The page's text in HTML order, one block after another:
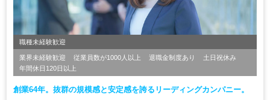
職種未経験歓迎
業界未経験歓迎 従業員数が1000人以上 退職金制度あり
土日祝休み
年間休日120日以上
創業64年。抜群の規模感と安定感を誇るリーディングカンパニー。